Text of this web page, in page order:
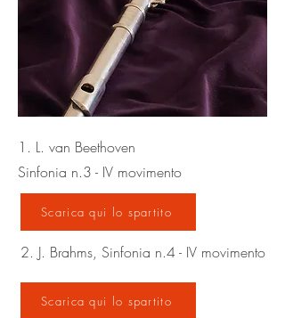
1. L. van Beethoven
Sinfonia n.3 - IV movimento
Scarica qui lo spartito
2. J. Brahms, Sinfonia n.4 - IV movimento
Scarica qui lo spartito